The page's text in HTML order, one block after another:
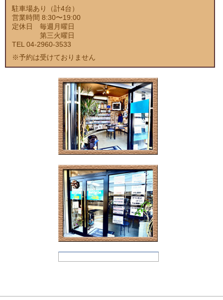
駐車場あり（計4台）
営業時間 8:30〜19:00
定休日 毎週月曜日
第三火曜日
TEL 04-2960-3533
※予約は受けておりません